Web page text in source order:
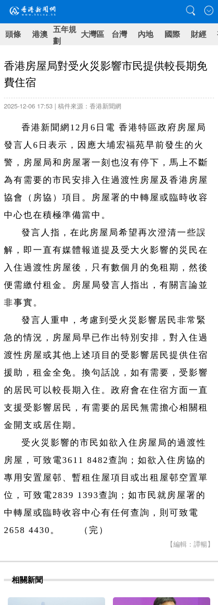
頭條 港澳 五年規
劃
大灣區 台灣 內地 國際 財經
香港房屋局對受火災影響市民提供較長期免
費住宿
2025-12-06 17:53 | 稿件來源：香港新聞網
香港新聞網12月6日電 香港特區政府 房屋局
發言人6日表示，因應大埔宏福苑早前發生的火
警，房屋局和房屋署一刻也沒有停下，馬上不斷
為有需要的市民安排入住過渡性房屋及香港房屋
協會（房協）項目。房屋署的中轉屋或臨時收容
中心也在積極準備當中。
發言人指，在此房屋局希望再次澄清一些誤
解，即一直有媒體報道提及受大火影響的災民在
入住過渡性房屋後，只有數個月的免租期，然後
便需繳付租金。房屋局發言人指出，有關言論並
非事實。
發言人重申，考慮到受火災影響居民非常緊
急的情況，房屋局早已作出特別安排，對入住過
渡性房屋或其他上述項目的受影響居民提供住宿
援助，租金全免。換句話說，如有需要，受影響
的居民可以較長期入住。政府會在住宿方面一直
支援受影響居民，有需要的居民無需擔心相關租
金開支或居住期。
受火災影響的市民如欲入住房屋局的過渡性
房屋，可致電3611 8482查詢；如欲入住房協的
專用安置屋邨、暫租住屋項目或出租屋邨空置單
位，可致電2839 1393查詢；如市民就房屋署的
中轉屋或臨時收容中心有任何查詢，則可致電
2658 4430。 （完）
【編輯：譚暢】
相關新聞